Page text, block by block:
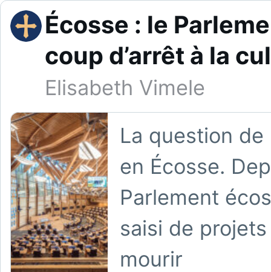
Écosse : le
coup d’arrêt à la
Elisabeth Vimele
La question de
en Écosse.
Parlement
saisi de projets
mourir